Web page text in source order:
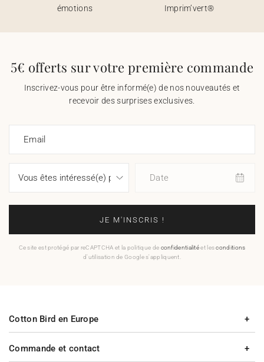
émotions
Imprim’vert®
5€ offerts sur votre première commande
Inscrivez-vous pour être informé(e) de nos nouveautés et
recevoir des surprises exclusives.
Email
Date
JE M'INSCRIS !
Ce site est protégé par reCAPTCHA et la politique de confidentialitéet lesconditions
d'utilisation de Google s'appliquent.
Commande et contact
Cotton Bird en Europe